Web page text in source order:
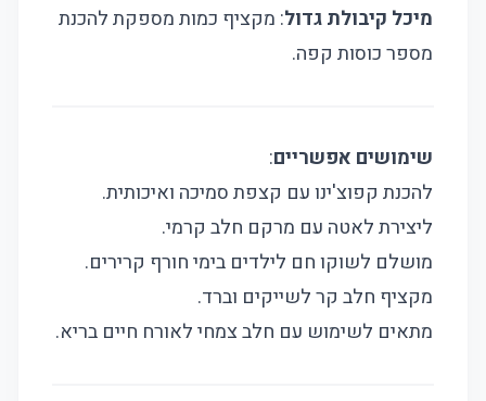
מיכל קיבולת גדול: מקציף כמות מספקת להכנת
מספר כוסות קפה.
שימושים אפשריים:
להכנת קפוצ'ינו עם קצפת סמיכה ואיכותית.
ליצירת לאטה עם מרקם חלב קרמי.
מושלם לשוקו חם לילדים בימי חורף קרירים.
מקציף חלב קר לשייקים וברד.
מתאים לשימוש עם חלב צמחי לאורח חיים בריא.